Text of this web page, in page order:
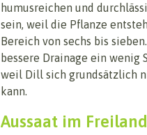
humusreichen und
sein, weil die Pflanze
Bereich von sechs bis
bessere Drainage ein wenig
weil Dill sich grundsätzlich
kann.
Aussaat im Freiland